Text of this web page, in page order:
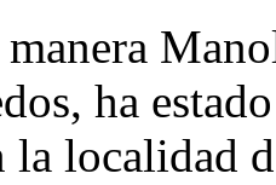
ha
la localidad